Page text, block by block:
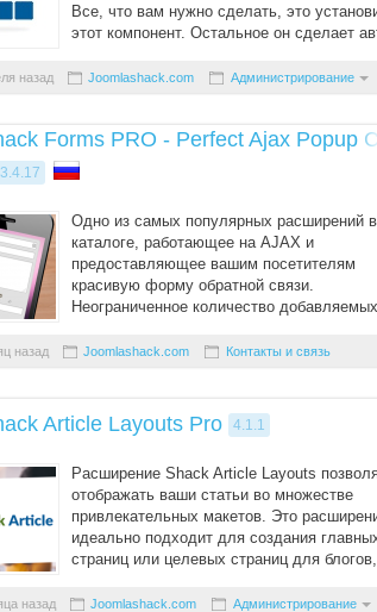
Все, что вам нужно сделать, это
этот компонент. Остальное он сделает
назад Joomlashack.com Администрирование
Forms PRO - Perfect Ajax Popup
Одно из самых популярных расширений
каталоге, работающее на AJAX и
предоставляющее вашим посетителям
красивую форму обратной связи.
Неограниченное количество добавляемых
назад Joomlashack.com Контакты и связь
Article Layouts Pro 4.1.1
Расширение Shack Article Layouts
отображать ваши статьи во множестве
привлекательных макетов. Это
идеально подходит для создания
страниц или целевых страниц для блогов,
назад Joomlashack.com Администрирование